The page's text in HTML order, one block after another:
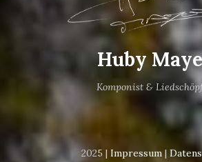
Huby
Komponist &
2025 | Impressum|